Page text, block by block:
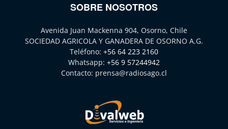
SOBRE NOSOTROS
Avenida Juan Mackenna 904, Osorno, Chile
SOCIEDAD AGRICOLA Y GANADERA DE OSORNO A.G.
Teléfono: +56 64 223 2160
Whatsapp: +56 9 57244942
Contacto: prensa@radiosago.cl